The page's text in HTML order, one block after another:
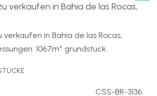
verkaufen in Bahia de las Rocas,
verkaufen in Bahia de las Rocas,
1067m² grundstück.
CSS-BR-3136